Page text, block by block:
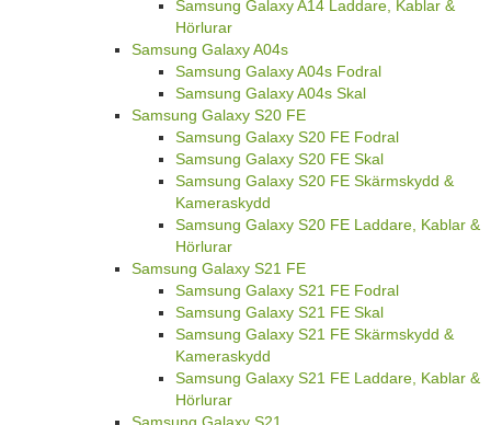
Samsung Galaxy A14 Laddare, Kablar &
Hörlurar
Samsung Galaxy A04s
Samsung Galaxy A04s Fodral
Samsung Galaxy A04s Skal
Samsung Galaxy S20 FE
Samsung Galaxy S20 FE Fodral
Samsung Galaxy S20 FE Skal
Samsung Galaxy S20 FE Skärmskydd &
Kameraskydd
Samsung Galaxy S20 FE Laddare, Kablar &
Hörlurar
Samsung Galaxy S21 FE
Samsung Galaxy S21 FE Fodral
Samsung Galaxy S21 FE Skal
Samsung Galaxy S21 FE Skärmskydd &
Kameraskydd
Samsung Galaxy S21 FE Laddare, Kablar &
Hörlurar
Samsung Galaxy S21